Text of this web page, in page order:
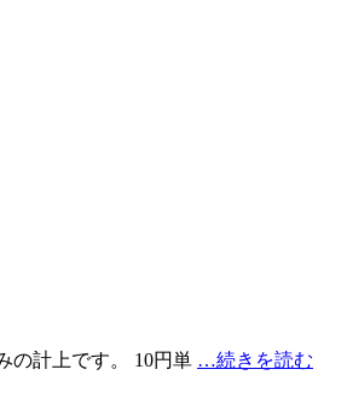
の計上です。 10円単 …続きを読む